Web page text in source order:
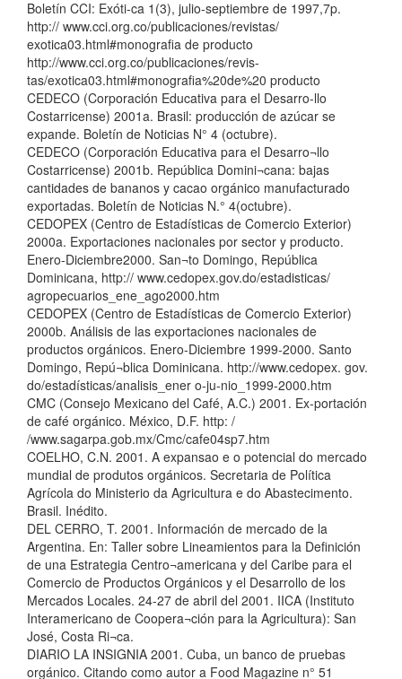
Boletín CCI: Exóti-ca 1(3), julio-septiembre de 1997,7p.
http:// www.cci.org.co/publicaciones/revistas/
exotica03.html#monografia de producto
http://www.cci.org.co/publicaciones/revis-
tas/exotica03.html#monografia%20de%20 producto
CEDECO (Corporación Educativa para el Desarro-llo
Costarricense) 2001a. Brasil: producción de azúcar se
expande. Boletín de Noticias N° 4 (octubre).
CEDECO (Corporación Educativa para el Desarro¬llo
Costarricense) 2001b. República Domini¬cana: bajas
cantidades de bananos y cacao orgánico manufacturado
exportadas. Boletín de Noticias N.° 4(octubre).
CEDOPEX (Centro de Estadísticas de Comercio Exterior)
2000a. Exportaciones nacionales por sector y producto.
Enero-Diciembre2000. San¬to Domingo, República
Dominicana, http:// www.cedopex.gov.do/estadisticas/
agropecuarios_ene_ago2000.htm
CEDOPEX (Centro de Estadísticas de Comercio Exterior)
2000b. Análisis de las exportaciones nacionales de
productos orgánicos. Enero-Diciembre 1999-2000. Santo
Domingo, Repú¬blica Dominicana. http://www.cedopex. gov.
do/estadísticas/analisis_ener o-ju-nio_1999-2000.htm
CMC (Consejo Mexicano del Café, A.C.) 2001. Ex-portación
de café orgánico. México, D.F. http: /
/www.sagarpa.gob.mx/Cmc/cafe04sp7.htm
COELHO, C.N. 2001. A expansao e o potencial do mercado
mundial de produtos orgánicos. Secretaria de Política
Agrícola do Ministerio da Agricultura e do Abastecimento.
Brasil. Inédito.
DEL CERRO, T. 2001. Información de mercado de la
Argentina. En: Taller sobre Lineamientos para la Definición
de una Estrategia Centro¬americana y del Caribe para el
Comercio de Productos Orgánicos y el Desarrollo de los
Mercados Locales. 24-27 de abril del 2001. IICA (Instituto
Interamericano de Coopera¬ción para la Agricultura): San
José, Costa Ri¬ca.
DIARIO LA INSIGNIA 2001. Cuba, un banco de pruebas
orgánico. Citando como autor a Food Magazine n° 51